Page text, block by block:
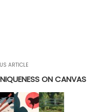
ARTICLE
ON CANVAS